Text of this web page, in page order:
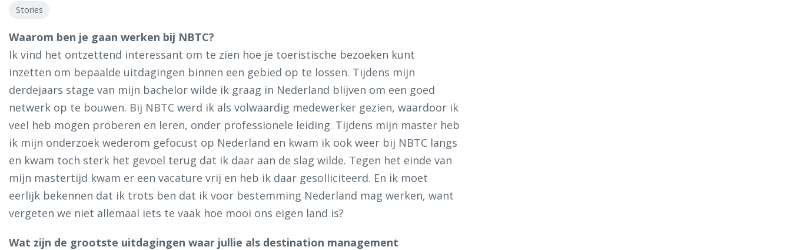
Stories
Waarom ben je gaan werken bij NBTC?
Ik vind het ontzettend interessant om te zien hoe je toeristische bezoeken kunt
inzetten om bepaalde uitdagingen binnen een gebied op te lossen. Tijdens mijn
derdejaars stage van mijn bachelor wilde ik graag in Nederland blijven om een goed
netwerk op te bouwen. Bij NBTC werd ik als volwaardig medewerker gezien, waardoor ik
veel heb mogen proberen en leren, onder professionele leiding. Tijdens mijn master heb
ik mijn onderzoek wederom gefocust op Nederland en kwam ik ook weer bij NBTC langs
en kwam toch sterk het gevoel terug dat ik daar aan de slag wilde. Tegen het einde van
mijn mastertijd kwam er een vacature vrij en heb ik daar gesolliciteerd. En ik moet
eerlijk bekennen dat ik trots ben dat ik voor bestemming Nederland mag werken, want
vergeten we niet allemaal iets te vaak hoe mooi ons eigen land is?
Wat zijn de grootste uitdagingen waar jullie als destination management